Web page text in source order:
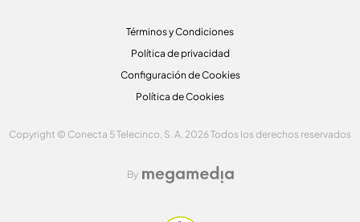
Términos y Condiciones
Política de privacidad
Configuración de Cookies
Política de Cookies
Copyright © Conecta 5 Telecinco, S. A. 2026 Todos los derechos reservados
By